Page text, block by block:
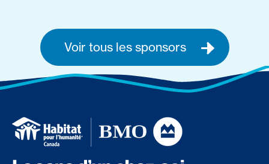
Voir tous les sponsors